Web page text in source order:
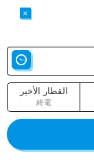
×
القطار الأخير
終電